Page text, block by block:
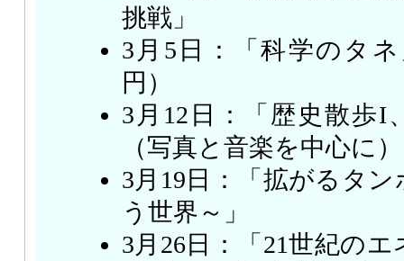
挑戦」
3月5日：「科学のタ
円）
3月12日：「歴史散歩I
（写真と音楽を中心に
3月19日：「拡がるタ
う世界～」
3月26日：「21世紀の